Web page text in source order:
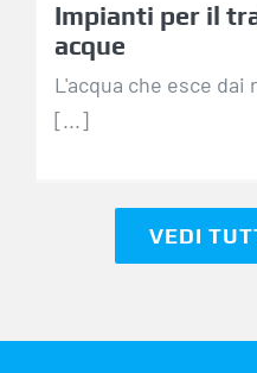
Impianti per il
acque
L'acqua che esce
[...]
VEDI